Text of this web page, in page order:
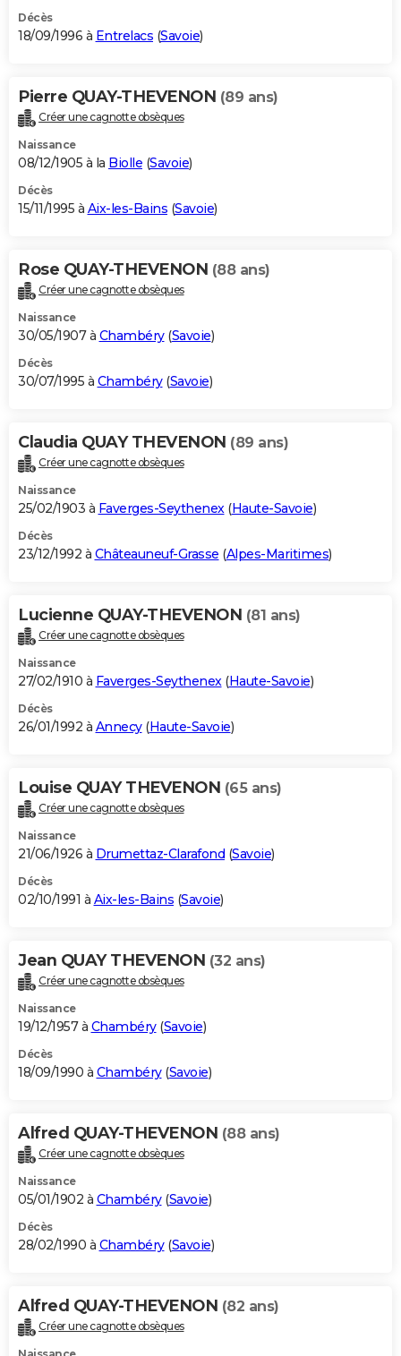
Décès
18/09/1996 à Entrelacs (Savoie)
Pierre QUAY-THEVENON (89 ans)
Créer une cagnotte obsèques
Naissance
08/12/1905 à la Biolle (Savoie)
Décès
15/11/1995 à Aix-les-Bains (Savoie)
Rose QUAY-THEVENON (88 ans)
Créer une cagnotte obsèques
Naissance
30/05/1907 à Chambéry(Savoie)
Décès
30/07/1995 à Chambéry(Savoie)
Claudia QUAY THEVENON (89 ans)
Créer une cagnotte obsèques
Naissance
25/02/1903 à Faverges-Seythenex(Haute-Savoie)
Décès
23/12/1992 à Châteauneuf-Grasse (Alpes-Maritimes)
Lucienne QUAY-THEVENON (81 ans)
Créer une cagnotte obsèques
Naissance
27/02/1910 à Faverges-Seythenex(Haute-Savoie)
Décès
26/01/1992 à Annecy(Haute-Savoie)
Louise QUAY THEVENON (65 ans)
Créer une cagnotte obsèques
Naissance
21/06/1926 à Drumettaz-Clarafond (Savoie)
Décès
02/10/1991 à Aix-les-Bains (Savoie)
Jean QUAY THEVENON (32 ans)
Créer une cagnotte obsèques
Naissance
19/12/1957 à Chambéry(Savoie)
Décès
18/09/1990 à Chambéry(Savoie)
Alfred QUAY-THEVENON (88 ans)
Créer une cagnotte obsèques
Naissance
05/01/1902 à Chambéry(Savoie)
Décès
28/02/1990 à Chambéry(Savoie)
Alfred QUAY-THEVENON (82 ans)
Créer une cagnotte obsèques